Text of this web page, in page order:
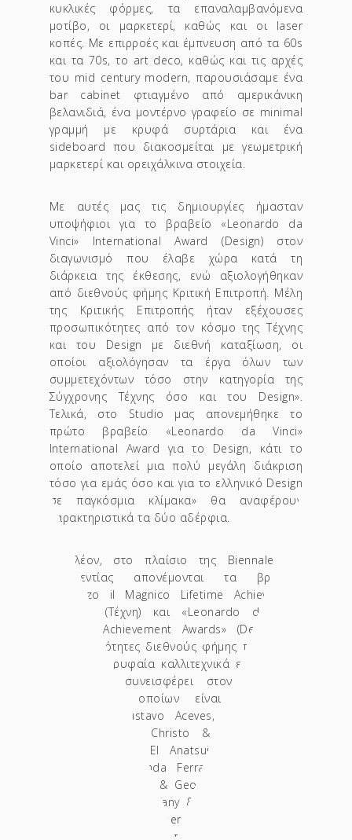
κυκλικές φόρμες, τα επαναλαμβανόμενα
μοτίβο, οι μαρκετερί, καθώς και οι laser
κοπές. Με επιρροές και έμπνευση από τα 60s
και τα 70s, το art deco, καθώς και τις αρχές
του mid century modern, παρουσιάσαμε ένα
bar cabinet φτιαγμένο από αμερικάνικη
βελανιδιά, ένα μοντέρνο γραφείο σε minimal
γραμμή με κρυφά συρτάρια και ένα
sideboard που διακοσμείται με γεωμετρική
μαρκετερί και ορειχάλκινα στοιχεία.
Με αυτές μας τις δημιουργίες ήμασταν
υποψήφιοι για το βραβείο «Leonardo da
Vinci» International Award (Design) στον
διαγωνισμό που έλαβε χώρα κατά τη
διάρκεια της έκθεσης, ενώ αξιολογήθηκαν
από διεθνούς φήμης Κριτική Επιτροπή. Μέλη
της Κριτικής Επιτροπής ήταν εξέχουσες
προσωπικότητες από τον κόσμο της Τέχνης
και του Design με διεθνή καταξίωση, οι
οποίοι αξιολόγησαν τα έργα όλων των
συμμετεχόντων τόσο στην κατηγορία της
Σύγχρονης Τέχνης όσο και του Design».
Τελικά, στο Studio μας απονεμήθηκε το
πρώτο βραβείο «Leonardo da Vinci»
International Award για το Design, κάτι το
οποίο αποτελεί μια πολύ μεγάλη διάκριση
τόσο για εμάς όσο και για το ελληνικό Design
σε παγκόσμια κλίμακα» θα αναφέρουν
χαρακτηριστικά τα δύο αδέρφια.
Επιπλέον, στο πλαίσιο της Biennale της
Φλωρεντίας απονέμονται τα βραβεία
«Lorenzo il Magnico Lifetime Achievement
Awards» (Τέχνη) και «Leonardo da Vinci
Lifetime Achievement Awards» (Design) σε
προσωπικότητες διεθνούς φήμης που έχουν
επιτύχει κορυφαία καλλιτεχνικά επιτεύγματα
και έχουν συνεισφέρει στον Πολιτισμό,
μεταξύ των οποίων είναι οι: Marina
Abramovic, Gustavo Aceves, Refik Anadol,
Sauro Cavallini, Christo & Jeanne-Claude,
David Hockney, El Anatsui, Arata Isozaki,
Salvatore & Wanda Ferragamo, Ferrari &
Pininfarina, Gilbert & George, Anish Kapoor,
Oliviero Perietti (Tiffany & Co.), Michelangelo
Pistoletto, Paula Scher, Vivienne Westwood
και Franco Zefirelli. Στη φετινή δε Biennale